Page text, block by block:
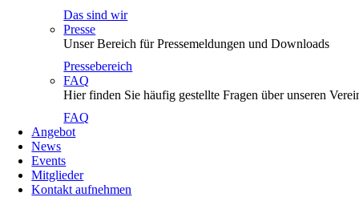
Das sind wir
Presse
Unser Bereich für Pressemeldungen und Downloads
Pressebereich
FAQ
Hier finden Sie häufig gestellte Fragen über unseren
FAQ
Angebot
News
Events
Mitglieder
Kontakt aufnehmen